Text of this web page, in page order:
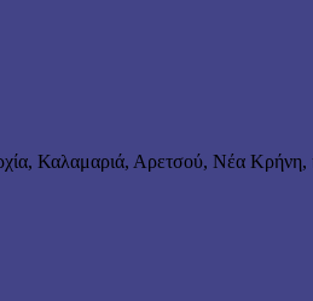
Καλαμαριά, Αρετσού, Νέα Κρήνη,